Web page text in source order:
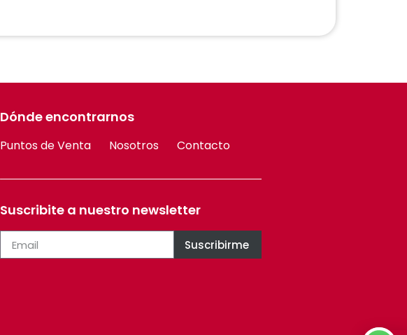
Dónde encontrarnos
Puntos de Venta Nosotros Contacto
Suscribite a nuestro newsletter
Suscribirme